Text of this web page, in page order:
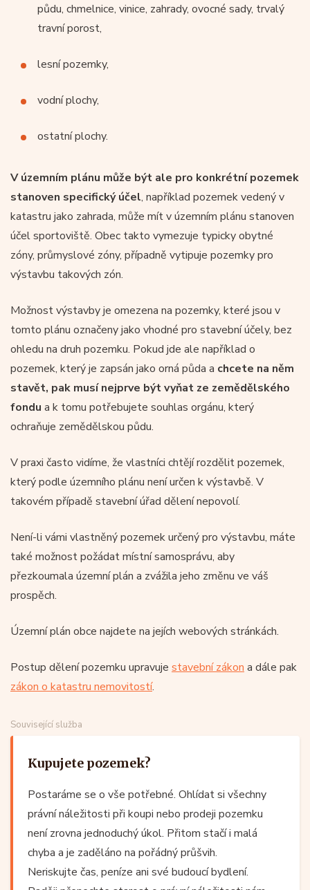
půdu, chmelnice, vinice, zahrady, ovocné sady, trvalý
travní porost,
lesní pozemky,
vodní plochy,
ostatní plochy.
V územním plánu může být ale pro konkrétní pozemek
stanoven specifický účel, například pozemek vedený v
katastru jako zahrada, může mít v územním plánu stanoven
účel sportoviště. Obec takto vymezuje typicky obytné
zóny, průmyslové zóny, případně vytipuje pozemky pro
výstavbu takových zón.
Možnost výstavby je omezena na pozemky, které jsou v
tomto plánu označeny jako vhodné pro stavební účely, bez
ohledu na druh pozemku. Pokud jde ale například o
pozemek, který je zapsán jako orná půda a chcete na něm
stavět, pak musí nejprve být vyňat ze zemědělského
fondu a k tomu potřebujete souhlas orgánu, který
ochraňuje zemědělskou půdu.
V praxi často vidíme, že vlastníci chtějí rozdělit pozemek,
který podle územního plánu není určen k výstavbě. V
takovém případě stavební úřad dělení nepovolí.
Není-li vámi vlastněný pozemek určený pro výstavbu, máte
také možnost požádat místní samosprávu, aby
přezkoumala územní plán a zvážila jeho změnu ve váš
prospěch.
Územní plán obce najdete na jejích webových stránkách.
Postup dělení pozemku upravuje stavební zákon a dále pak
zákon o katastru nemovitostí.
Související služba
Kupujete pozemek?
Postaráme se o vše potřebné. Ohlídat si všechny
právní náležitosti při koupi nebo prodeji pozemku
není zrovna jednoduchý úkol. Přitom stačí i malá
chyba a je zaděláno na pořádný průšvih.
Neriskujte čas, peníze ani své budoucí bydlení.